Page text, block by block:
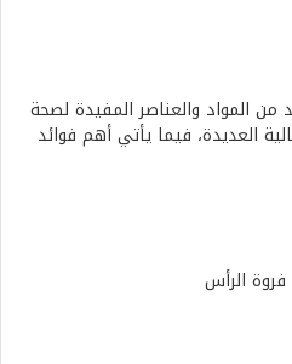
من المواد والعناصر المفيدة لصحة
العديدة، فيما يأتي أهم فوائد
الرأس